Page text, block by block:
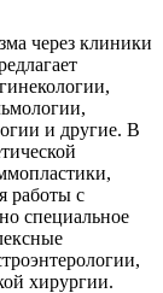
через клиники
и другие. В
работы с
специальное
хирургии.